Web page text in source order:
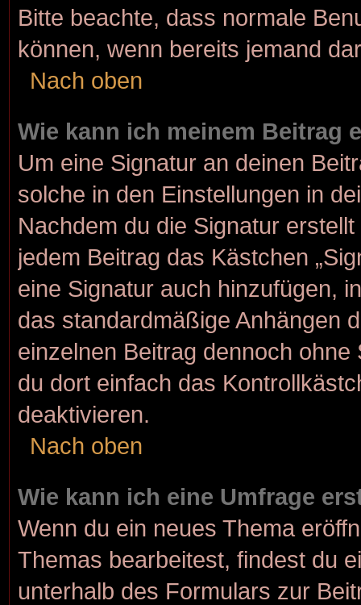
Bitte beachte, dass normale
können, wenn bereits jemand
Nach oben
Wie kann ich meinem Beitrag
Um eine Signatur an deinen
solche in den Einstellungen in
Nachdem du die Signatur
jedem Beitrag das Kästchen
eine Signatur auch hinzufügen,
das standardmäßige Anhängen
einzelnen Beitrag dennoch
du dort einfach das
deaktivieren.
Nach oben
Wie kann ich eine Umfrage
Wenn du ein neues Thema
Themas bearbeitest, findest du
unterhalb des Formulars zur